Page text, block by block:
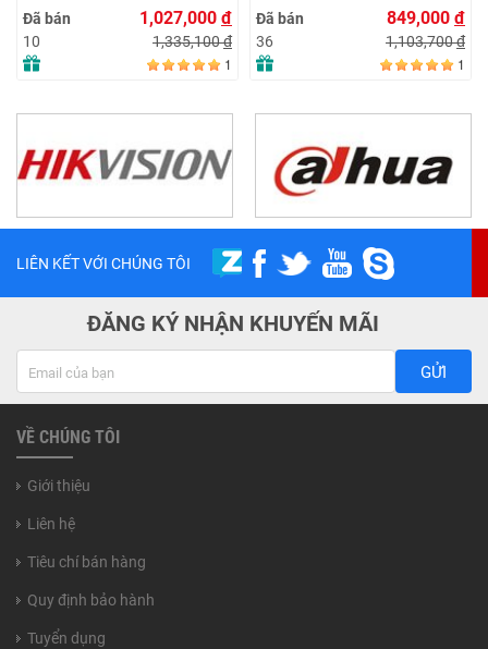
Đã bán
10
1,027,000 đ
1,335,100đ
1
LC with DDM
Đã bán
36
849,000 đ
1,103,700đ
1
LIÊN KẾT VỚI CHÚNG TÔI
ĐĂNG KÝ NHẬN KHUYẾN MÃI
GỬI
VỀ CHÚNG TÔI
Giới thiệu
Liên hệ
Tiêu chí bán hàng
Quy định bảo hành
Tuyển dụng